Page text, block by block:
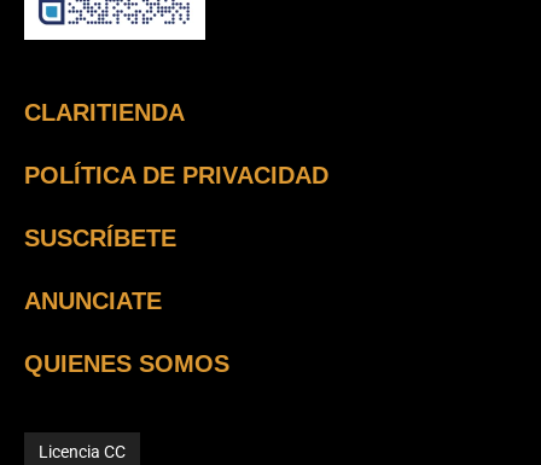
CLARITIENDA
POLÍTICA DE PRIVACIDAD
SUSCRÍBETE
ANUNCIATE
QUIENES SOMOS
Licencia CC